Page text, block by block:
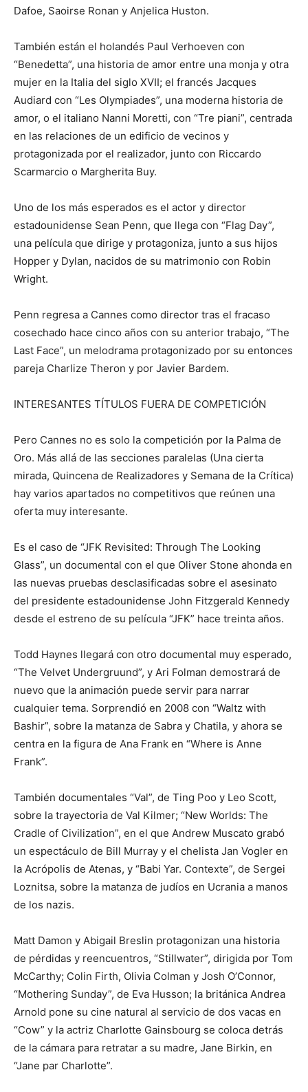
Dafoe, Saoirse Ronan y Anjelica Huston.
También están el holandés Paul Verhoeven con
“Benedetta”, una historia de amor entre una monja y otra
mujer en la Italia del siglo XVII; el francés Jacques
Audiard con “Les Olympiades”, una moderna historia de
amor, o el italiano Nanni Moretti, con “Tre piani”, centrada
en las relaciones de un edificio de vecinos y
protagonizada por el realizador, junto con Riccardo
Scarmarcio o Margherita Buy.
Uno de los más esperados es el actor y director
estadounidense Sean Penn, que llega con “Flag Day”,
una película que dirige y protagoniza, junto a sus hijos
Hopper y Dylan, nacidos de su matrimonio con Robin
Wright.
Penn regresa a Cannes como director tras el fracaso
cosechado hace cinco años con su anterior trabajo, “The
Last Face”, un melodrama protagonizado por su entonces
pareja Charlize Theron y por Javier Bardem.
INTERESANTES TÍTULOS FUERA DE COMPETICIÓN
Pero Cannes no es solo la competición por la Palma de
Oro. Más allá de las secciones paralelas (Una cierta
mirada, Quincena de Realizadores y Semana de la Crítica)
hay varios apartados no competitivos que reúnen una
oferta muy interesante.
Es el caso de “JFK Revisited: Through The Looking
Glass”, un documental con el que Oliver Stone ahonda en
las nuevas pruebas desclasificadas sobre el asesinato
del presidente estadounidense John Fitzgerald Kennedy
desde el estreno de su película “JFK” hace treinta años.
Todd Haynes llegará con otro documental muy esperado,
“The Velvet Undergruund”, y Ari Folman demostrará de
nuevo que la animación puede servir para narrar
cualquier tema. Sorprendió en 2008 con “Waltz with
Bashir”, sobre la matanza de Sabra y Chatila, y ahora se
centra en la figura de Ana Frank en “Where is Anne
Frank”.
También documentales “Val”, de Ting Poo y Leo Scott,
sobre la trayectoria de Val Kilmer; “New Worlds: The
Cradle of Civilization”, en el que Andrew Muscato grabó
un espectáculo de Bill Murray y el chelista Jan Vogler en
la Acrópolis de Atenas, y “Babi Yar. Contexte”, de Sergei
Loznitsa, sobre la matanza de judíos en Ucrania a manos
de los nazis.
Matt Damon y Abigail Breslin protagonizan una historia
de pérdidas y reencuentros, “Stillwater”, dirigida por Tom
McCarthy; Colin Firth, Olivia Colman y Josh O’Connor,
“Mothering Sunday”, de Eva Husson; la británica Andrea
Arnold pone su cine natural al servicio de dos vacas en
“Cow” y la actriz Charlotte Gainsbourg se coloca detrás
de la cámara para retratar a su madre, Jane Birkin, en
“Jane par Charlotte”.